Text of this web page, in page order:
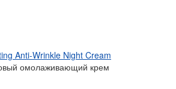
Anti-Wrinkle Night Cream
омолаживающий крем